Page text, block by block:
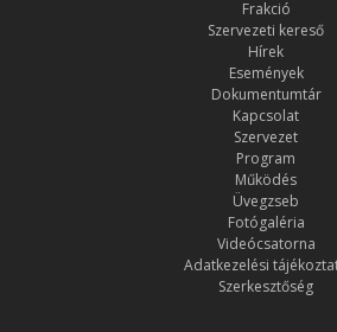
Frakció
Szervezeti kereső
Hírek
Események
Dokumentumtár
Kapcsolat
Szervezet
Program
Működés
Üvegzseb
Fotógaléria
Videócsatorna
Adatkezelési
Szerkesztőség